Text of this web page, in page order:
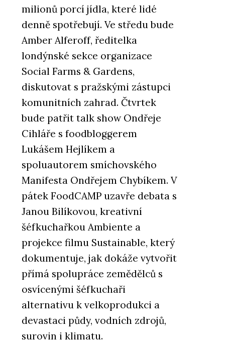
milionů porcí jídla, které lidé
denně spotřebují. Ve středu bude
Amber Alferoff, ředitelka
londýnské sekce organizace
Social Farms & Gardens,
diskutovat s pražskými zástupci
komunitních zahrad. Čtvrtek
bude patřit talk show Ondřeje
Cihláře s foodbloggerem
Lukášem Hejlíkem a
spoluautorem smíchovského
Manifesta Ondřejem Chybíkem. V
pátek FoodCAMP uzavře debata s
Janou Bilíkovou, kreativní
šéfkuchařkou Ambiente a
projekce filmu Sustainable, který
dokumentuje, jak dokáže vytvořit
přímá spolupráce zemědělců s
osvícenými šéfkuchaři
alternativu k velkoprodukci a
devastaci půdy, vodních zdrojů,
surovin i klimatu.